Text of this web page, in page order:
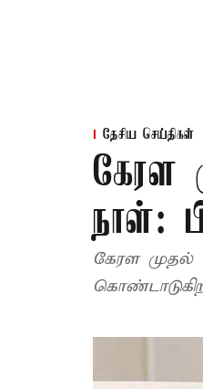
தேசிய செய்திகள்
கேரள
நாள்:
கேரள முதல்